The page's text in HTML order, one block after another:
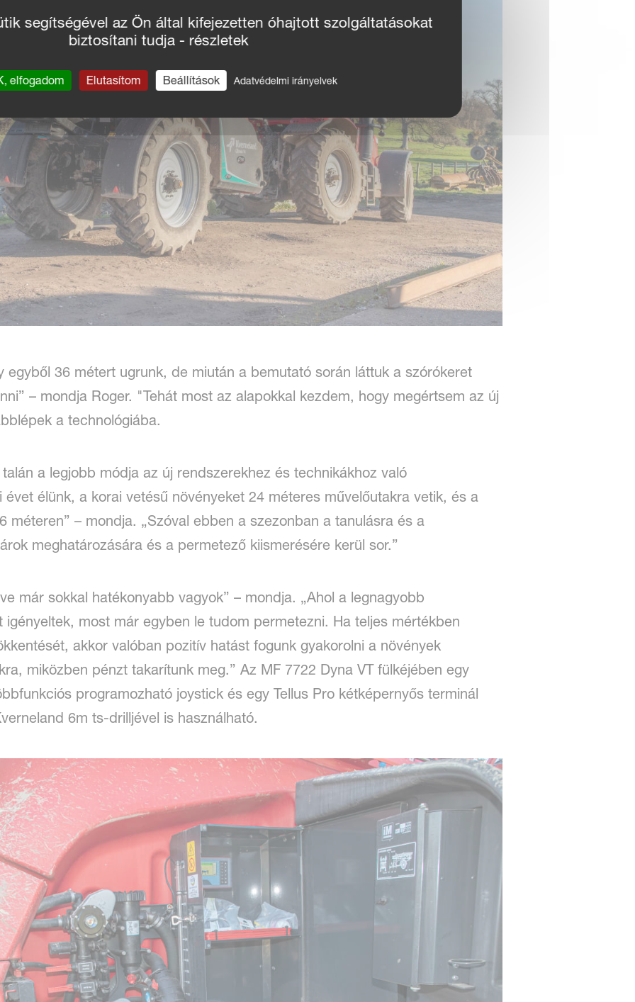
egyből 36 métert ugrunk, de miután a bemutató során láttuk a szórókeret
– mondja Roger. "Tehát most az alapokkal kezdem, hogy megértsem az új
a technológiába.
a legjobb módja az új rendszerekhez és technikákhoz való
évet élünk, a korai vetésű növényeket 24 méteres művelőutakra vetik, és a
méteren” – mondja. „Szóval ebben a szezonban a tanulásra és a
meghatározására és a permetező kiismerésére kerül sor.”
már sokkal hatékonyabb vagyok” – mondja. „Ahol a legnagyobb
most már egyben le tudom permetezni. Ha teljes mértékben
akkor valóban pozitív hatást fogunk gyakorolni a növények
miközben pénzt takarítunk meg.” Az MF 7722 Dyna VT fülkéjében egy
programozható joystick és egy Tellus Pro kétképernyős terminál
6m ts-drilljével is használható.
segítségével az Ön által kifejezetten óhajtott szolgáltatásokat
biztosítani tudja - részletek
elfogadom Elutasítom Beállítások Adatvédelmi irányelvek